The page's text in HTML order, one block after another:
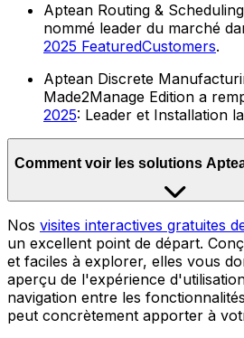
Aptean Routing &
nommé leader du marché
2025 FeaturedCustomers.
Aptean Discrete
Made2Manage Edition a
2025: Leader et Installation
Comment voir les solutions
Nos visites interactives gratuites
un excellent point de départ.
et faciles à explorer, elles vous
aperçu de l'expérience
navigation entre les
peut concrètement apporter à